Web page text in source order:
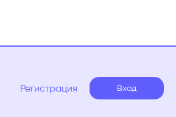
Регистрация Вход